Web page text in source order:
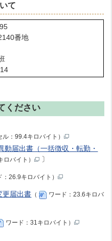
て
番地
ください
ル：99.4キロバイト）
動届出書（一括徴収・転勤・
ロバイト） 〕
：26.9キロバイト）
更届出書 （
ワード：23.6キロバ
ワード：31キロバイト）